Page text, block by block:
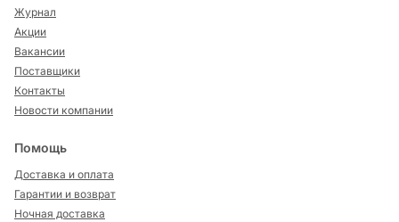
Журнал
Акции
Вакансии
Поставщики
Контакты
Новости компании
Помощь
Доставка и оплата
Гарантии и возврат
Ночная доставка